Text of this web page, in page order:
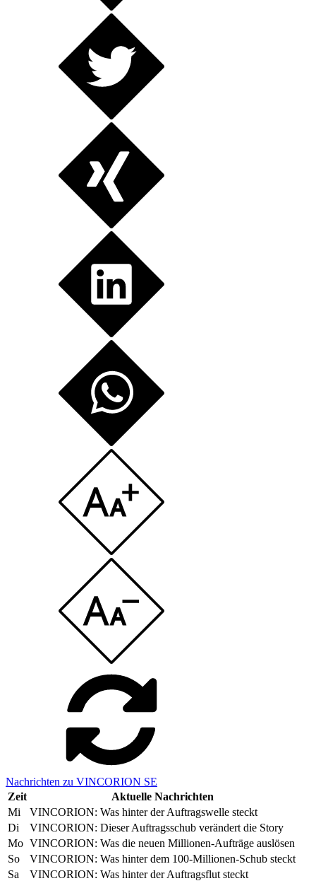
Nachrichten zu VINCORION SE
Zeit
Aktuelle Nachrichten
Mi
VINCORION: Was hinter der Auftragswelle steckt
Di
VINCORION: Dieser Auftragsschub verändert die Story
Mo VINCORION: Was die neuen Millionen-Aufträge auslösen
So
VINCORION: Was hinter dem 100-Millionen-Schub steckt
Sa
VINCORION: Was hinter der Auftragsflut steckt